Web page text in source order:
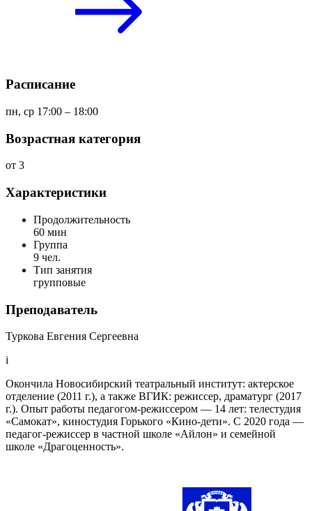
Расписание
пн, ср 17:00 – 18:00
Возрастная категория
от 3
Характеристики
Продолжительность
60 мин
Группа
9 чел.
Тип занятия
групповые
Преподаватель
Туркова Евгения Сергеевна
i
Окончила Новосибирский театральный институт: актерское
отделение (2011 г.), а также ВГИК: режиссер, драматург (2017
г.). Опыт работы педагогом-режиссером — 14 лет: телестудия
«Самокат», киностудия Горького «Кино-дети». С 2020 года —
педагог-режиссер в частной школе «Айлон» и семейной
школе «Драгоценность».